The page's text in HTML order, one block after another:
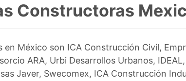
Constructoras
México son ICA Construcción Civil,
ARA, Urbi Desarrollos Urbanos,
Javer, Swecomex, ICA Construcción